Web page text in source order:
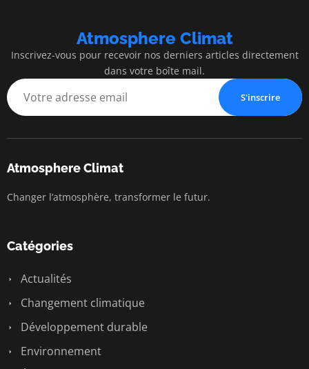
Atmosphere Climat
Inscrivez-vous pour recevoir nos derniers articles directement
dans votre boîte mail.
S'inscrire
Atmosphere Climat
Changer l’atmosphère, transformer le futur.
Catégories
Actualités
Changement climatique
Développement durable
Environnement